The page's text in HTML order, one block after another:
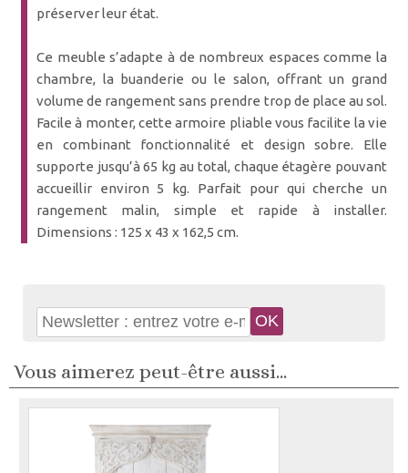
préserver leur état.
Ce meuble s’adapte à de nombreux espaces comme la
chambre, la buanderie ou le salon, offrant un grand
volume de rangement sans prendre trop de place au sol.
Facile à monter, cette armoire pliable vous facilite la vie
en combinant fonctionnalité et design sobre. Elle
supporte jusqu’à 65 kg au total, chaque étagère pouvant
accueillir environ 5 kg. Parfait pour qui cherche un
rangement malin, simple et rapide à installer.
Dimensions : 125 x 43 x 162,5 cm.
Vous aimerez peut-être aussi...